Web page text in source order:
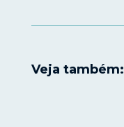
Veja também: